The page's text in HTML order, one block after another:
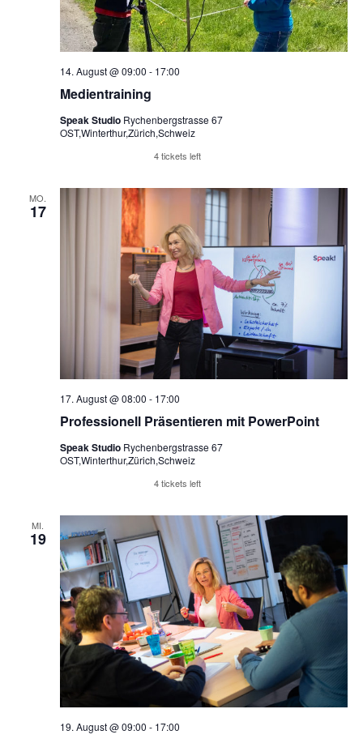
Medientraining
14. August @ 09:00 - 17:00
Speak Studio Rychenbergstrasse 67
OST,Winterthur,Zürich,Schweiz
4 tickets left
MO.
17
Professionell Präsentieren mit PowerPoint
17. August @ 08:00 - 17:00
Speak Studio Rychenbergstrasse 67
OST,Winterthur,Zürich,Schweiz
4 tickets left
MI.
19
19. August @ 09:00 - 17:00